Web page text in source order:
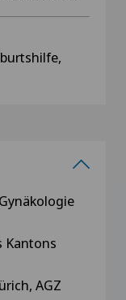
Kantons
AGZ